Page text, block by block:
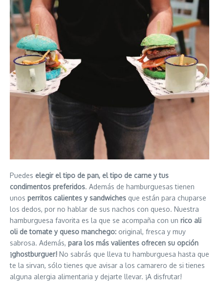
Puedes elegir el tipo de pan, el tipo de carne y tus
condimentos preferidos. Además de hamburguesas tienen
unos perritos calientes y sandwiches que están para chuparse
los dedos, por no hablar de sus nachos con queso. Nuestra
hamburguesa favorita es la que se acompaña con un rico ali
oli de tomate y queso manchego: original, fresca y muy
sabrosa. Además, para los más valientes ofrecen su opción
¡ghostburguer! No sabrás que lleva tu hamburguesa hasta que
te la sirvan, sólo tienes que avisar a los camarero de si tienes
alguna alergia alimentaria y dejarte llevar. ¡A disfrutar!